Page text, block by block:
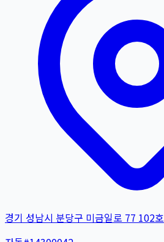
경기 성남시 분당구 미금일로 77 102호